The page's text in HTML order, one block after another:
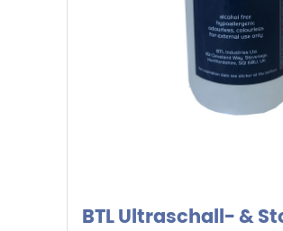
BTL Ultraschall- &